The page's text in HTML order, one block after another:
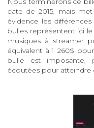
date de 2015, mais
évidence les
bulles représentent ici
musiques à streamer
équivalent à 1 260$
bulle est imposante,
écoutées pour atteindre